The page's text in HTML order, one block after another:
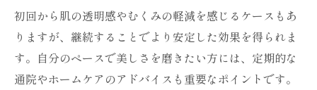
初回から肌の透明感やむくみの軽減を感じるケースもあ
りますが、継続することでより安定した効果を得られま
す。自分のペースで美しさを磨きたい方には、定期的な
通院やホームケアのアドバイスも重要なポイントです。